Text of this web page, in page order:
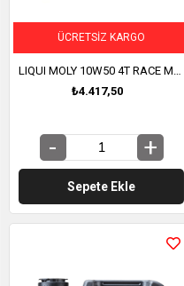
LIQUI MOLY 10W50 4T RACE Motosiklet Tam Sentetik Motor Yağı 4 Litre (1686)
₺4.417,50
Sepete Ekle
ÜCRETSIZ KARGO